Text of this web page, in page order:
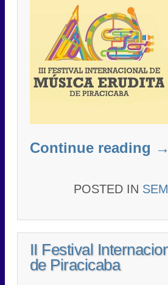
Continue reading →
POSTED IN
II Festival
de Piracicaba